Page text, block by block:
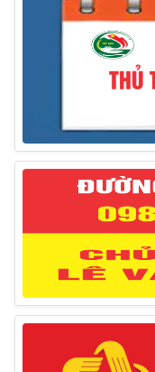
Thông báo
Ngày giải phóng
28/
Thông báo
cho Liên danh
27/
Thông báo
tháng 3/2025 của
Thông báo
tịch UBND huyện
huyện (Từ ngày 10/
10/
Thông báo tổ